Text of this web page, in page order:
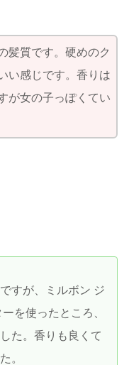
髪質です。硬めのク
い感じです。香りは
が女の子っぽくてい
すが、ミルボン ジ
を使ったところ、
た。香りも良くて
。